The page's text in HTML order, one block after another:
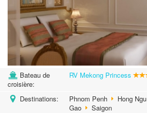
Bateau de
croisière:
RV Mekong Princess
Destinations: Phnom Penh Hong Ngu
Gao
Saigon